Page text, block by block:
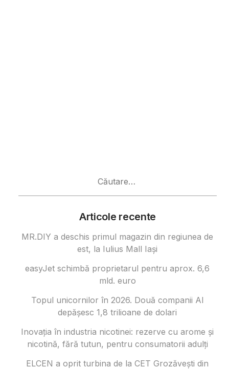
Articole recente
MR.DIY a deschis primul magazin din regiunea de
est, la Iulius Mall Iași
easyJet schimbă proprietarul pentru aprox. 6,6
mld. euro
Topul unicornilor în 2026. Două companii AI
depășesc 1,8 trilioane de dolari
Inovația în industria nicotinei: rezerve cu arome și
nicotină, fără tutun, pentru consumatorii adulți
ELCEN a oprit turbina de la CET Grozăvești din